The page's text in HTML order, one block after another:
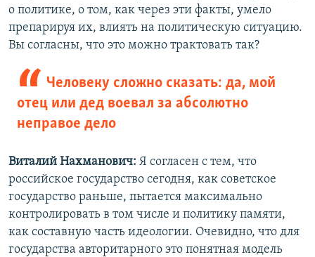
о политике, о том, как через эти факты, умело
препарируя их, влиять на политическую ситуацию.
Вы согласны, что это можно трактовать так?
Человеку сложно сказать: да, мой
отец или дед воевал за абсолютно
неправое дело
Виталий Нахманович: Я согласен с тем, что
российское государство сегодня, как советское
государство раньше, пытается максимально
контролировать в том числе и политику памяти,
как составную часть идеологии. Очевидно, что для
государства авторитарного это понятная модель